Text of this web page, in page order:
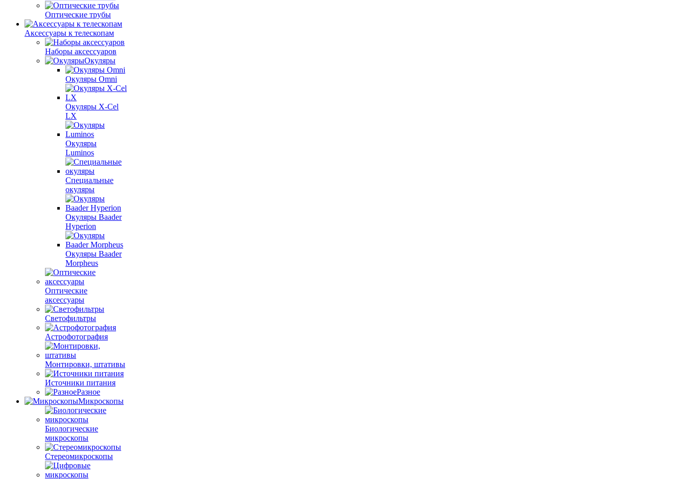
Оптические трубы
Аксессуары к телескопам
Наборы аксессуаров
Окуляры
Окуляры Omni
Окуляры X-Сel
LX
Окуляры
Luminos
Специальные
окуляры
Окуляры Baader
Hyperion
Окуляры Baader
Morpheus
Оптические
аксессуары
Светофильтры
Астрофотография
Монтировки, штативы
Источники питания
Разное
Микроскопы
Биологические
микроскопы
Стереомикроскопы